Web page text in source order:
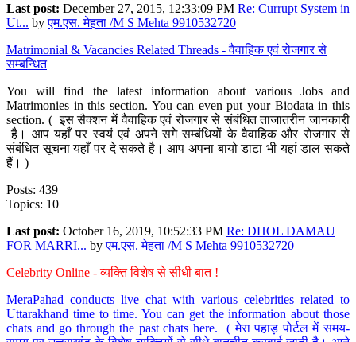
Last post: December 27, 2015, 12:33:09 PM Re: Currupt System in
Ut... byएम.एस. मेहता /M S Mehta 9910532720
Matrimonial & Vacancies Related Threads - वैवाहिक एवं रोजगार से
सम्बन्धित
You will find the latest information about various Jobs and
Matrimonies in this section. You can even put your Biodata in this
section. ( इस सैक्शन में वैवाहिक एवं रोजगार से संबंधित ताजातरीन जानकारी
है। आप यहाँ पर स्वयं एवं अपने सगे सम्बंधियों के वैवाहिक और रोजगार से
संबंधित सूचना यहाँ पर दे सकते है। आप अपना बायो डाटा भी यहां डाल सकते
हैं। )
Posts: 439
Topics: 10
Last post: October 16, 2019, 10:52:33 PM Re: DHOL DAMAU
FOR MARRI... byएम.एस. मेहता /M S Mehta 9910532720
Celebrity Online - व्यक्ति विशेष से सीधी बात !
MeraPahad conducts live chat with various celebrities related to
Uttarakhand time to time. You can get the information about those
chats and go through the past chats here. ( मेरा पहाड़ पोर्टल में समय-